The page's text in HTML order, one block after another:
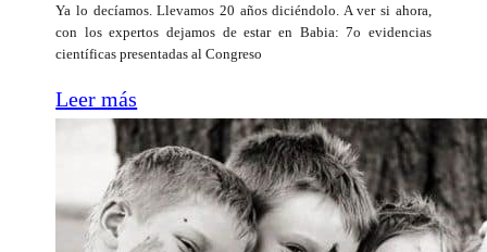
Ya lo decíamos. Llevamos 20 años diciéndolo. A ver si ahora,
con los expertos dejamos de estar en Babia: 7o evidencias
científicas presentadas al Congreso
Leer más